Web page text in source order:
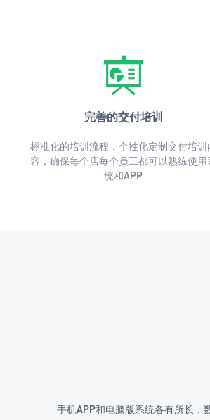
完善的交付培训
标准化的培训流程，个性化定制交付培训
容，确保每个店每个员工都可以熟练使用
统和APP
手机APP和电脑版系统各有所长，